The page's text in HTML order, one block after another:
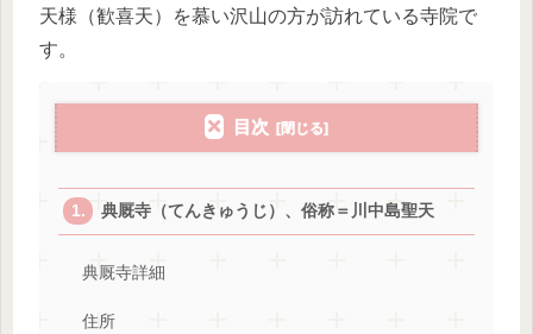
天様（歓喜天）を慕い沢山の方が訪れている寺院で
す。
目次
典厩寺（てんきゅうじ）、俗称＝川中島聖天
典厩寺詳細
住所